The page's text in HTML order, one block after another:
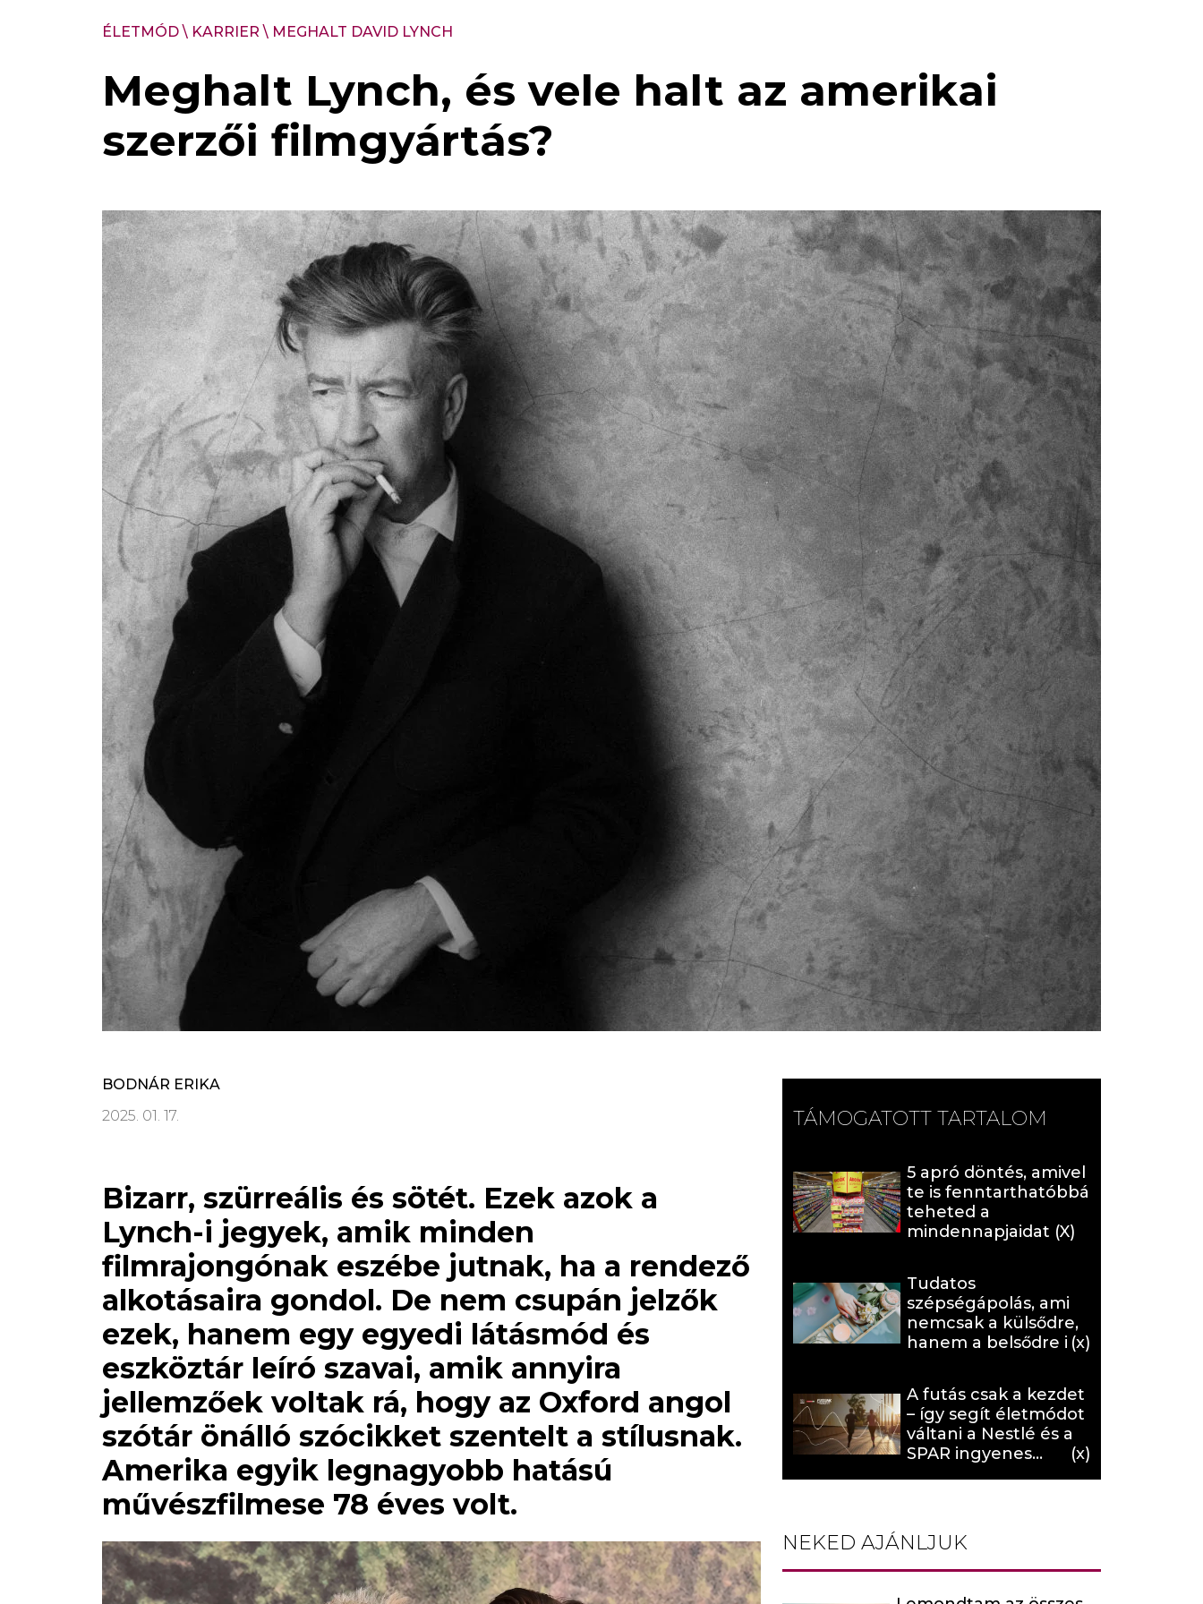
ÉLETMÓD\ KARRIER \ MEGHALT DAVID LYNCH
Meghalt Lynch, és vele halt az amerikai
szerzői filmgyártás?
BODNÁR ERIKA
2025. 01. 17.
Bizarr, szürreális és sötét. Ezek azok a
Lynch-i jegyek, amik minden
filmrajongónak eszébe jutnak, ha a rendező
alkotásaira gondol. De nem csupán jelzők
ezek, hanem egy egyedi látásmód és
eszköztár leíró szavai, amik annyira
jellemzőek voltak rá, hogy az Oxford angol
szótár önálló szócikket szentelt a stílusnak.
Amerika egyik legnagyobb hatású
művészfilmese 78 éves volt.
TÁMOGATOTT TARTALOM
5 apró döntés, amivel
te is fenntarthatóbbá
teheted a
mindennapjaidat (X)
Tudatos
szépségápolás, ami
nemcsak a külsődre,
hanem a belsődre is
A futás csak a kezdet
– így segít életmódot
váltani a Nestlé és a
SPAR ingyenes
NEKED AJÁNLJUK